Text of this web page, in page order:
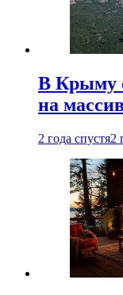
В Крыму
на
2 года спустя2